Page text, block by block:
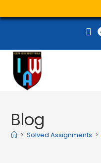
Blog
> Solved Assignments >